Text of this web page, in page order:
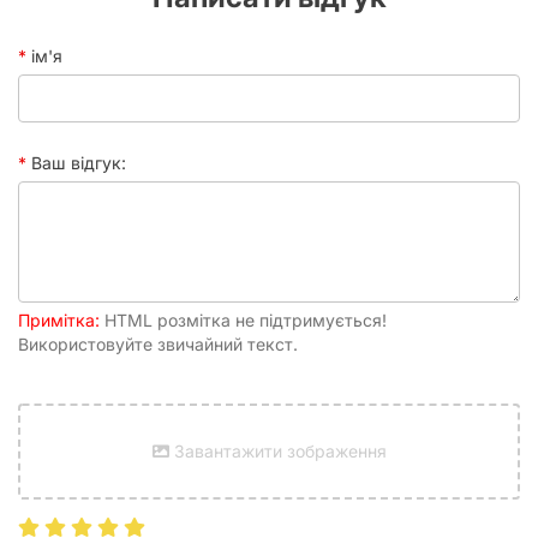
фентезійні РПГ, чи просто використовуєте кубики у
Жетонів:Чи то жетони переможних очок, ресурси,
невід’ємною частиною багатьох настільних ігор –
організоване зберігання. Ви більше не втратите
захищаючи від пошкоджень та подряпин.
Інших Компонентів:Будь-які дрібні компоненти, які
до гри за лічені хвилини.
Якість, що Виправдовує Довіру
ім'я
Ваш відгук:
Примітка: HTML розмітка не підтримується!
Використовуйте звичайний текст.
Завантажити зображення